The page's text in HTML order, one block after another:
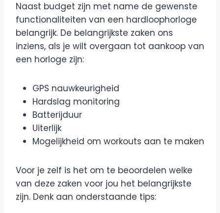
Naast budget zijn met name de gewenste
functionaliteiten van een hardloophorloge
belangrijk. De belangrijkste zaken ons
inziens, als je wilt overgaan tot aankoop van
een horloge zijn:
GPS nauwkeurigheid
Hardslag monitoring
Batterijduur
Uiterlijk
Mogelijkheid om workouts aan te maken
Voor je zelf is het om te beoordelen welke
van deze zaken voor jou het belangrijkste
zijn. Denk aan onderstaande tips: